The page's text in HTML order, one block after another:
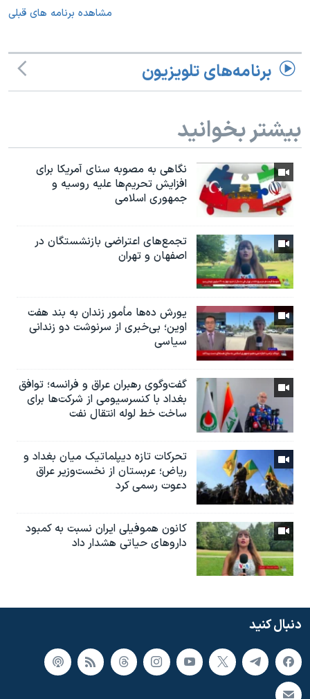
مشاهده برنامه های قبلی
برنامه‌های تلویزیون
بیشتر بخوانید
نگاهی به مصوبه سنای آمریکا برای
افزایش تحریم‌ها علیه روسیه و
جمهوری اسلامی
تجمع‌های اعتراضی بازنشستگان در
اصفهان و تهران
یورش ده‌ها مأمور زندان به بند هفت
اوین؛ بی‌خبری از سرنوشت دو زندانی
سیاسی
گفت‌وگوی رهبران عراق و فرانسه؛ توافق
بغداد با کنسرسیومی از شرکت‌ها برای
ساخت خط لوله انتقال نفت
تحرکات تازه دیپلماتیک میان بغداد و
ریاض؛ عربستان از نخست‌وزیر عراق
دعوت رسمی کرد
کانون هموفیلی ایران نسبت به کمبود
داروهای حیاتی هشدار داد
دنبال کنید